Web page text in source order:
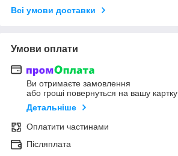
Всі умови доставки
Умови оплати
Ви отримаєте замовлення
або гроші повернуться на вашу картку
Детальніше
Оплатити частинами
Післяплата